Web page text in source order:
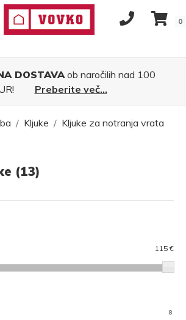
0
DOSTAVAob naročilih nad 100
Preberite več...
Kljuke
Kljuke za notranja vrata
(13)
115 €
8